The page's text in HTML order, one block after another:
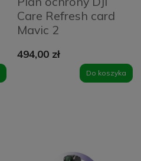
Care Refresh card
Mavic 2
494,00 zł
Do koszyka